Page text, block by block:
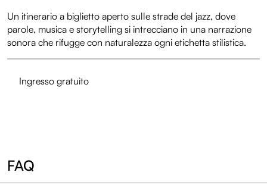
Un itinerario a biglietto aperto sulle strade del jazz, dove
parole, musica e storytelling si intrecciano in una narrazione
sonora che rifugge con naturalezza ogni etichetta stilistica.
Ingresso gratuito
FAQ